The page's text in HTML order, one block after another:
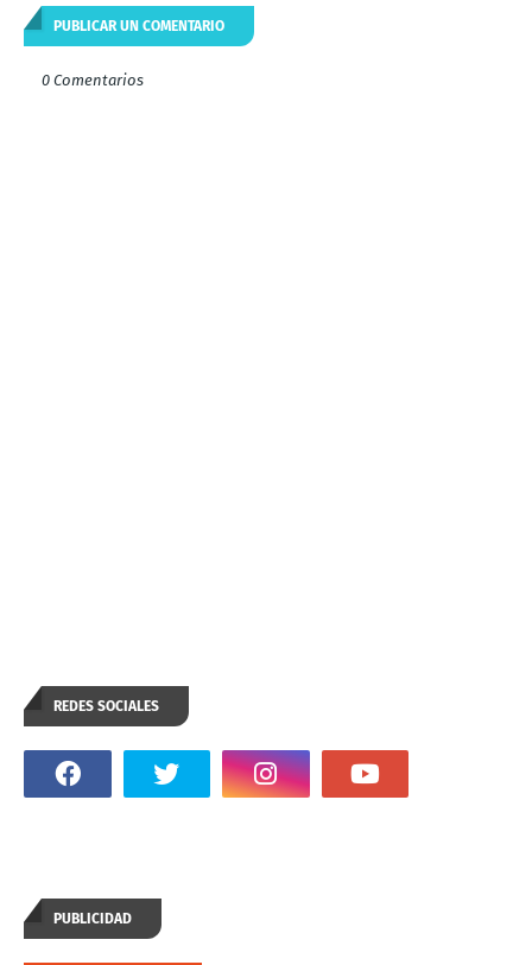
PUBLICAR UN COMENTARIO
0 Comentarios
REDES SOCIALES
PUBLICIDAD